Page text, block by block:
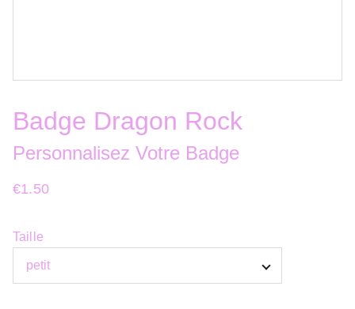
Badge Dragon Rock
Personnalisez Votre Badge
€1.50
Taille